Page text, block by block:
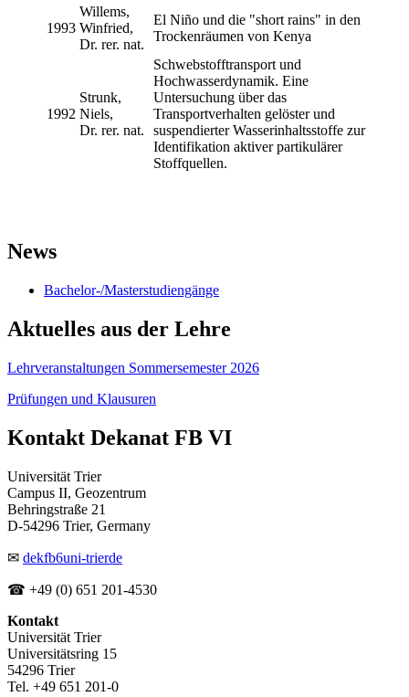
1993
Willems,
Winfried,
Dr. rer. nat.
El Niño und die "short rains" in den
Trockenräumen von Kenya
1992
Strunk,
Niels,
Dr. rer. nat.
Schwebstofftransport und
Hochwasserdynamik. Eine
Untersuchung über das
Transportverhalten gelöster und
suspendierter Wasserinhaltsstoffe zur
Identifikation aktiver partikulärer
Stoffquellen.
News
Bachelor-/Masterstudiengänge
Aktuelles aus der Lehre
Lehrveranstaltungen Sommersemester 2026
Prüfungen und Klausuren
Kontakt Dekanat FB VI
Universität Trier
Campus II, Geozentrum
Behringstraße 21
D-54296 Trier, Germany
✉ dekfb6uni-trierde
☎ +49 (0) 651 201-4530
Kontakt
Universität Trier
Universitätsring 15
54296 Trier
Tel. +49 651 201-0